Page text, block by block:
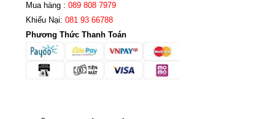
Mua hàng : 089 808 7979
Khiếu Nại: 081 93 66788
Phương Thức Thanh Toán